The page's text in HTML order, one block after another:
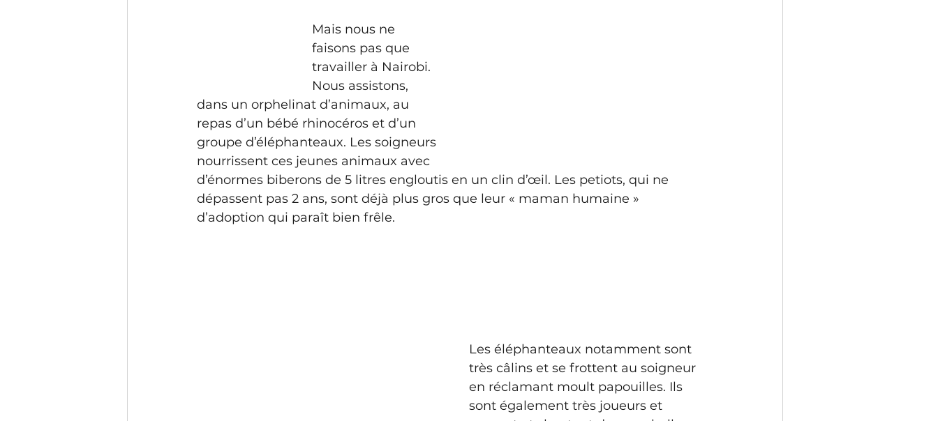
Mais nous ne
faisons pas que
travailler à Nairobi.
Nous assistons,
dans un orphelinat d’animaux, au
repas d’un bébé rhinocéros et d’un
groupe d’éléphanteaux. Les soigneurs
nourrissent ces jeunes animaux avec
d’énormes biberons de 5 litres engloutis en un clin d’œil. Les petiots, qui ne
dépassent pas 2 ans, sont déjà plus gros que leur « maman humaine »
d’adoption qui paraît bien frêle.
Les éléphanteaux notamment sont
très câlins et se frottent au soigneur
en réclamant moult papouilles. Ils
sont également très joueurs et